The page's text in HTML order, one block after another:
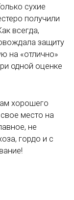
сухие
получили
всегда,
защиту
на «отлично»
одной оценке
хорошего
место на
не
гордо и с